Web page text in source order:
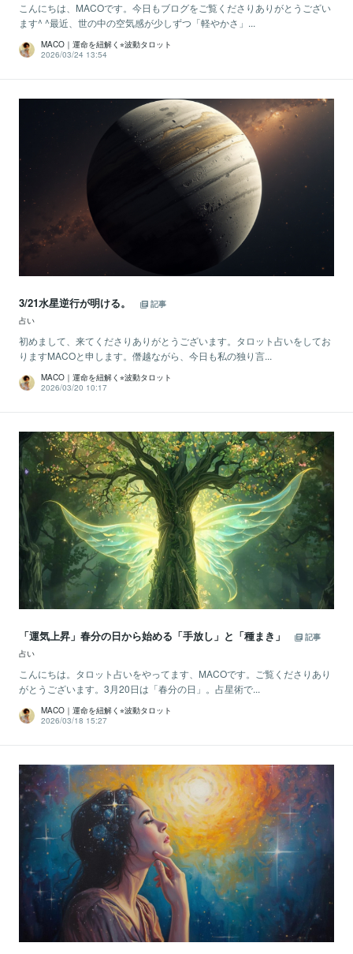
こんにちは、MACOです。今日もブログをご覧くださりありがとうござい
ます^ ^最近、世の中の空気感が少しずつ「軽やかさ」...
MACO｜運命を紐解く⭐︎波動タロット
2026/03/24 13:54
3/21水星逆行が明ける。
記事
占い
初めまして、来てくださりありがとうございます。タロット占いをしてお
りますMACOと申します。僭越ながら、今日も私の独り言...
MACO｜運命を紐解く⭐︎波動タロット
2026/03/20 10:17
「運気上昇」春分の日から始める「手放し」と「種まき」
記事
占い
こんにちは。タロット占いをやってます、MACOです。ご覧くださりあり
がとうございます。3月20日は「春分の日」。占星術で...
MACO｜運命を紐解く⭐︎波動タロット
2026/03/18 15:27